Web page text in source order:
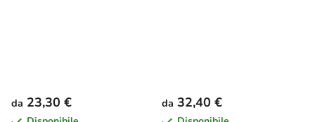
da 23,30 € da 32,40 €